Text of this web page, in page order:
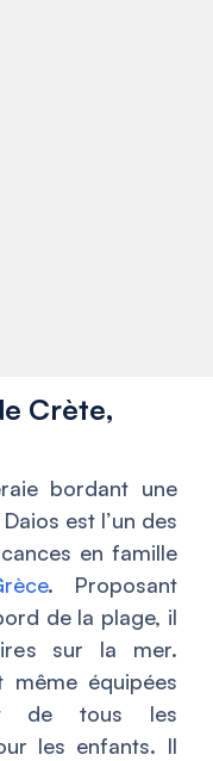
Crète,
bordant une
est l’un des
en famille
. Proposant
de la plage, il
sur la mer.
même équipées
de tous les
les enfants. Il